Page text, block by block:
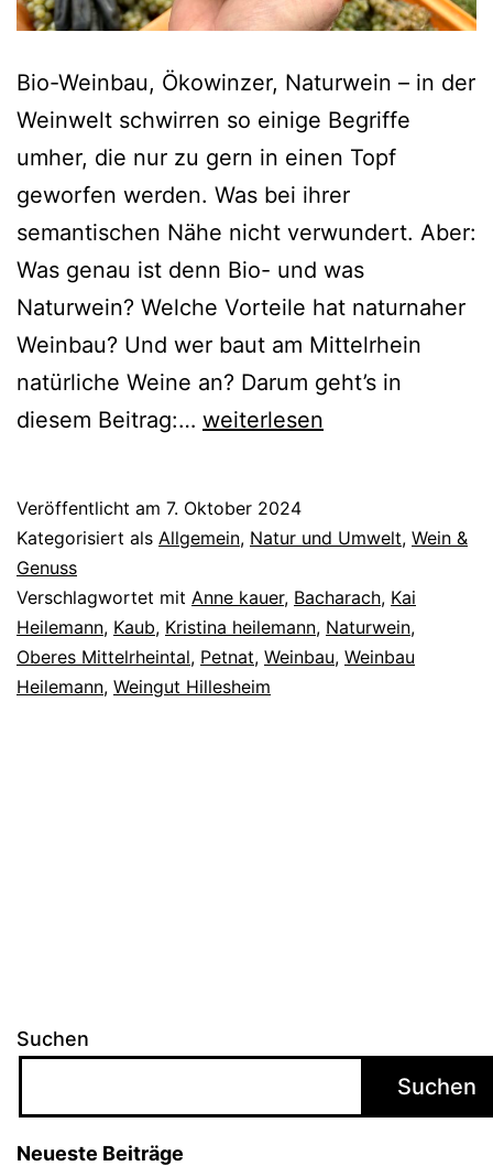
Bio-Weinbau, Ökowinzer, Naturwein – in der
Weinwelt schwirren so einige Begriffe
umher, die nur zu gern in einen Topf
geworfen werden. Was bei ihrer
semantischen Nähe nicht verwundert. Aber:
Was genau ist denn Bio- und was
Naturwein? Welche Vorteile hat naturnaher
Weinbau? Und wer baut am Mittelrhein
natürliche Weine an? Darum geht’s in
diesem Beitrag:… Bio-
Wenn
die
ökologische
„Extrameile“
weiterlesen
Veröffentlicht am 7. Oktober 2024
Kategorisiert als Allgemein, Natur und Umwelt, Wein &
Genuss
Verschlagwortet mit Anne kauer, Bacharach, Kai
Heilemann, Kaub, Kristina heilemann, Naturwein,
Oberes Mittelrheintal, Petnat, Weinbau, Weinbau
Heilemann, Weingut Hillesheim
Suchen
Suchen
Neueste Beiträge